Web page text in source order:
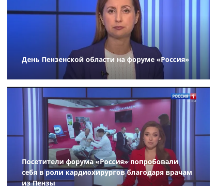
День Пензенской области на форуме «Россия»
Посетители форума «Россия» попробовали
себя в роли кардиохирургов благодаря врачам
из Пензы